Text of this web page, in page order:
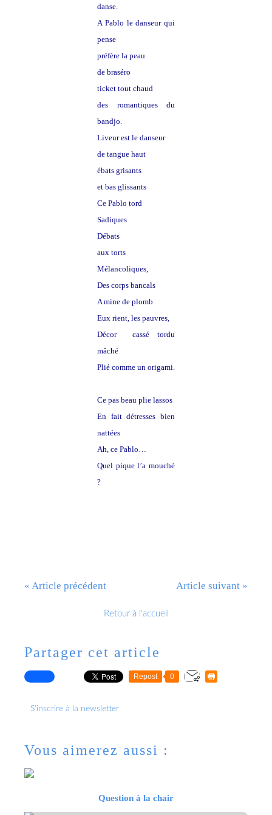
danse.
A Pablo le danseur qui
pense
préfère la peau
de braséro
ticket tout chaud
des romantiques du
bandjo.
Liveur est le danseur
de tangue haut
ébats grisants
et bas glissants
Ce Pablo tord
Sadiques
Débats
aux torts
Mélancoliques,
Des corps bancals
A mine de plomb
Eux rient, les pauvres,
Décor cassé tordu
mâché
Plié comme un origami.
Ce pas beau plie lassos
En fait détresses bien
nattées
Ah, ce Pablo…
Quel pique l’a mouché
?
« Article précédent Article suivant »
Retour à l'accueil
Partager cet article
Repost 0
S'inscrire à la newsletter
Vous aimerez aussi :
Question à la chair